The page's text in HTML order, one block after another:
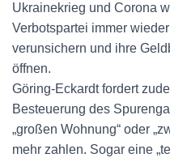
Ukrainekrieg und Corona
Verbotspartei immer
verunsichern und ihre
öffnen.
Göring-Eckardt fordert
Besteuerung des
„großen Wohnung“ oder
mehr zahlen. Sogar eine